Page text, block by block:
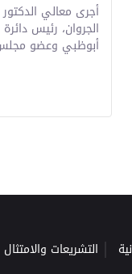
أجرى معالي
الجروان، رئيس
أبوظبي وعضو
التشريعات والامتثال